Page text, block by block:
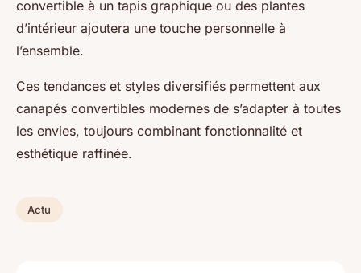
convertible à un tapis graphique ou des plantes
d’intérieur ajoutera une touche personnelle à
l’ensemble.
Ces tendances et styles diversifiés permettent aux
canapés convertibles modernes de s’adapter à toutes
les envies, toujours combinant fonctionnalité et
esthétique raffinée.
Actu